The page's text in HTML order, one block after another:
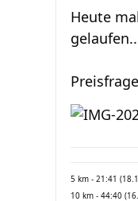
Heute
5 km - 21:41
10 km - 44:40